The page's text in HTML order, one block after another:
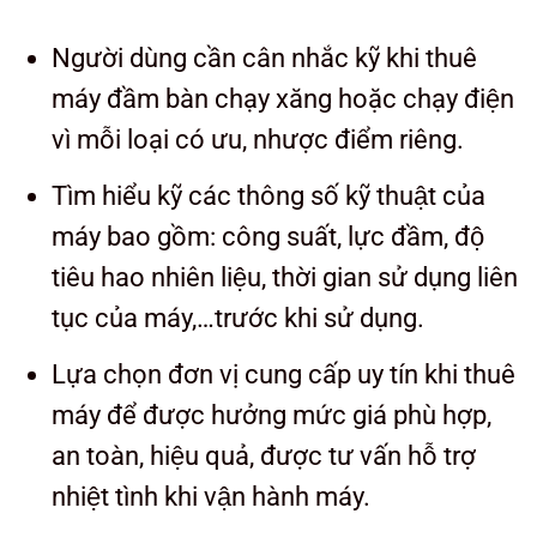
Người dùng cần cân nhắc kỹ khi thuê
máy đầm bàn chạy xăng hoặc chạy điện
vì mỗi loại có ưu, nhược điểm riêng.
Tìm hiểu kỹ các thông số kỹ thuật của
máy bao gồm: công suất, lực đầm, độ
tiêu hao nhiên liệu, thời gian sử dụng liên
tục của máy,…trước khi sử dụng.
Lựa chọn đơn vị cung cấp uy tín khi thuê
máy để được hưởng mức giá phù hợp,
an toàn, hiệu quả, được tư vấn hỗ trợ
nhiệt tình khi vận hành máy.